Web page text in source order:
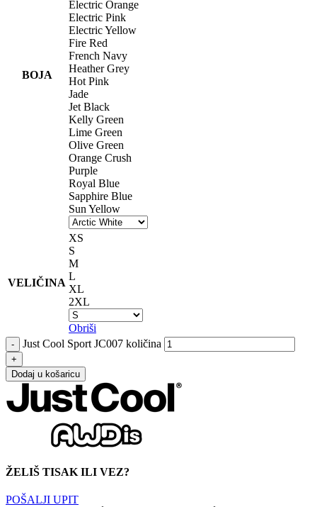
BOJA
Electric Orange
Electric Pink
Electric Yellow
Fire Red
French Navy
Heather Grey
Hot Pink
Jade
Jet Black
Kelly Green
Lime Green
Olive Green
Orange Crush
Purple
Royal Blue
Sapphire Blue
Sun Yellow
VELIČINA
XS
S
M
L
XL
2XL
Obriši
Just Cool Sport JC007 količina
Dodaj u košaricu
ŽELIŠ TISAK ILI VEZ?
POŠALJI UPIT